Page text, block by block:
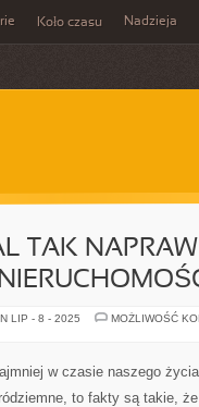
Koło czasu Nadzieja
TAK
LIP - 8 - 2025
MOŻLIWOŚĆ
w czasie naszego
to fakty są takie,